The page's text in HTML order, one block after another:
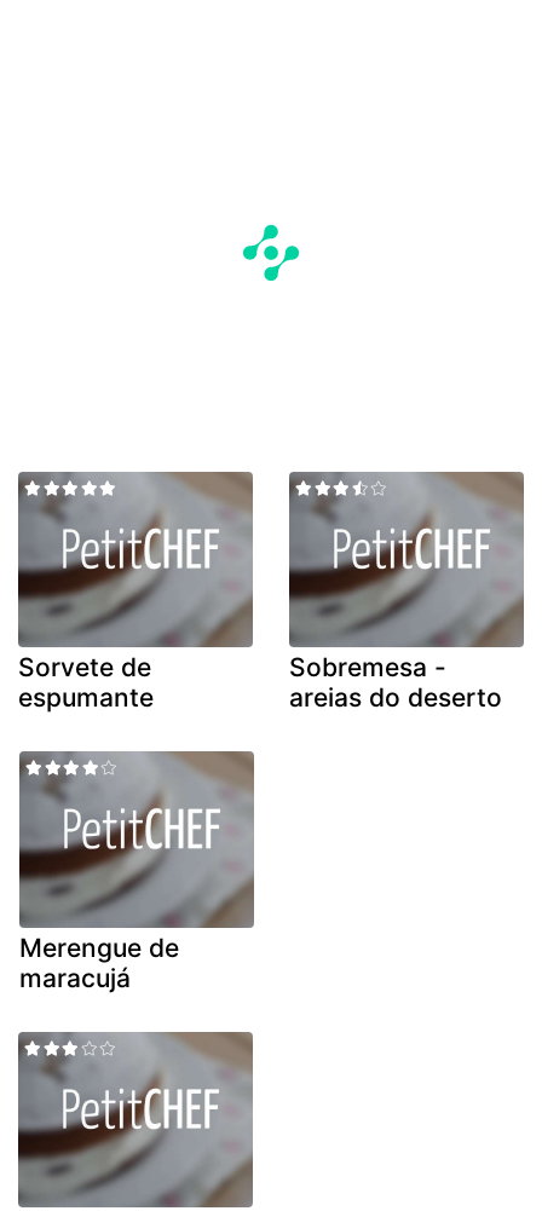
Sorvete de
espumante
Sobremesa -
areias do deserto
Merengue de
maracujá